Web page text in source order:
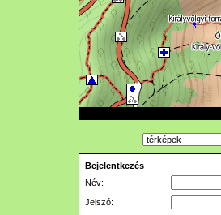
Bejelentkezés
Név:
Jelszó: